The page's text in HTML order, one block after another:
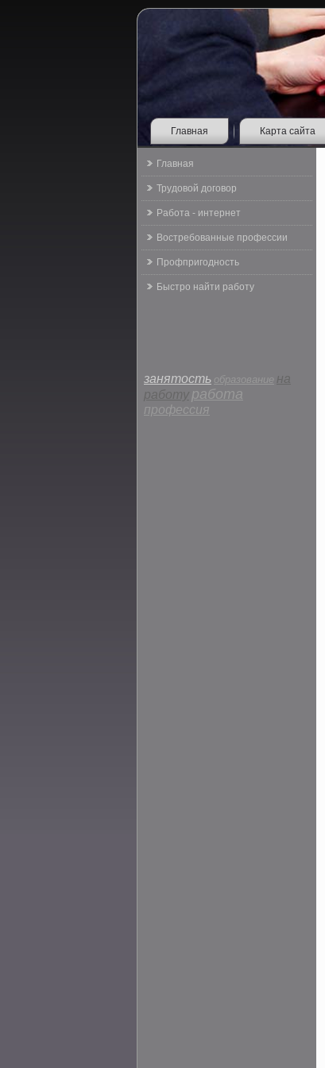
Главная Карта сайта
Главная
Трудовой договор
Работа - интернет
Востребованные профессии
Профпригодность
Быстро найти работу
занятость образование на
работу работа
профессия